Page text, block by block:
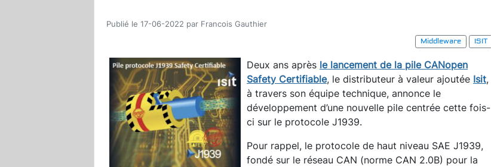
Publié le 17-06-2022 par Francois Gauthier
Middleware
ISIT
Deux ans après le lancement de la pile CANopen
Safety Certifiable, le distributeur à valeur ajoutée Isit,
à travers son équipe technique, annonce le
développement d’une nouvelle pile centrée cette fois-
ci sur le protocole J1939.
Pour rappel, le protocole de haut niveau SAE J1939,
fondé sur le réseau CAN (norme CAN 2.0B) pour la